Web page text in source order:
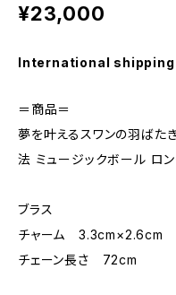
¥23,000
International
＝商品＝
夢を叶えるスワンの羽ばた
法 ミュージックボール ロン
ブラス
チャーム 3.3cm×2.6cm
チェーン長さ 72cm